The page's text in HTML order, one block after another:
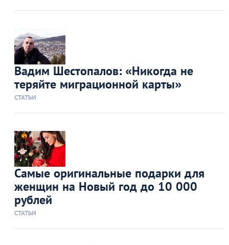
Вадим Шестопалов: «Никогда не
теряйте миграционной карты»
СТАТЬИ
Самые оригинальные подарки для
женщин на Новый год до 10 000
рублей
СТАТЬИ